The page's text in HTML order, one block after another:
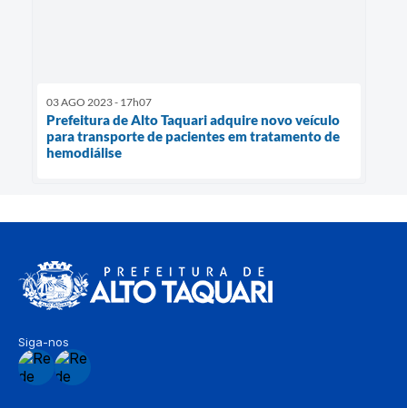
03 AGO 2023 - 17h07
Prefeitura de Alto Taquari adquire novo veículo
para transporte de pacientes em tratamento de
hemodiálise
Siga-nos